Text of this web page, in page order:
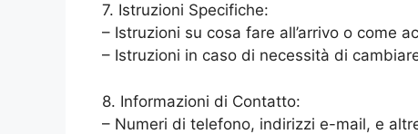
7. Istruzioni Specifiche:
– Istruzioni su cosa fare all’arrivo o come
– Istruzioni in caso di necessità di
8. Informazioni di Contatto:
– Numeri di telefono, indirizzi e-mail, e